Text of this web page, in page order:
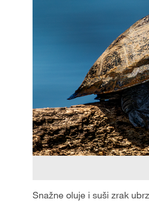
Snažne oluje i suši zrak